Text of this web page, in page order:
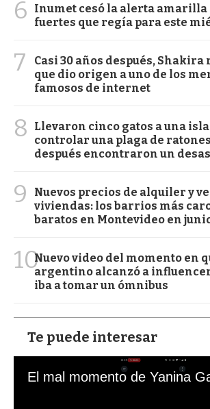
6
Inumet cesó la alerta
fuertes que regía para este
7
Casi 30 años después,
que dio origen a uno de los
famosos de internet
8
Llevaron cinco gatos a una
controlar una plaga de
después encontraron un
9
Nuevos precios de alquiler y
viviendas: los barrios más
baratos en Montevideo en
10Nuevo video del momento en
argentino alcanzó a
iba a tomar un ómnibus
Te puede interesar